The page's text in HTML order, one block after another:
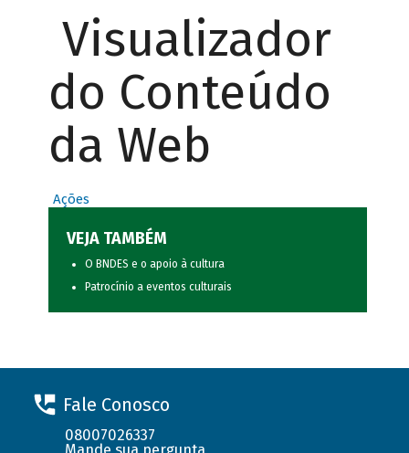
Visualizador
do Conteúdo
da Web
Ações
VEJA TAMBÉM
O BNDES e o apoio à cultura
Patrocínio a eventos culturais
Fale Conosco
08007026337